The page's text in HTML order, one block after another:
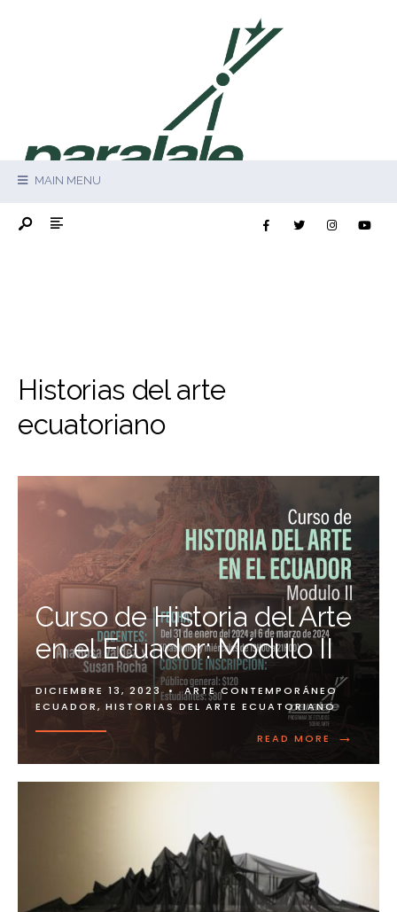
MAIN MENU
Historias del arte
ecuatoriano
Curso de Historia del Arte
en el Ecuador: Módulo II
DICIEMBRE 13, 2023 •
ARTE CONTEMPORÁNEO
ECUADOR, HISTORIAS DEL ARTE ECUATORIANO
READ MORE →